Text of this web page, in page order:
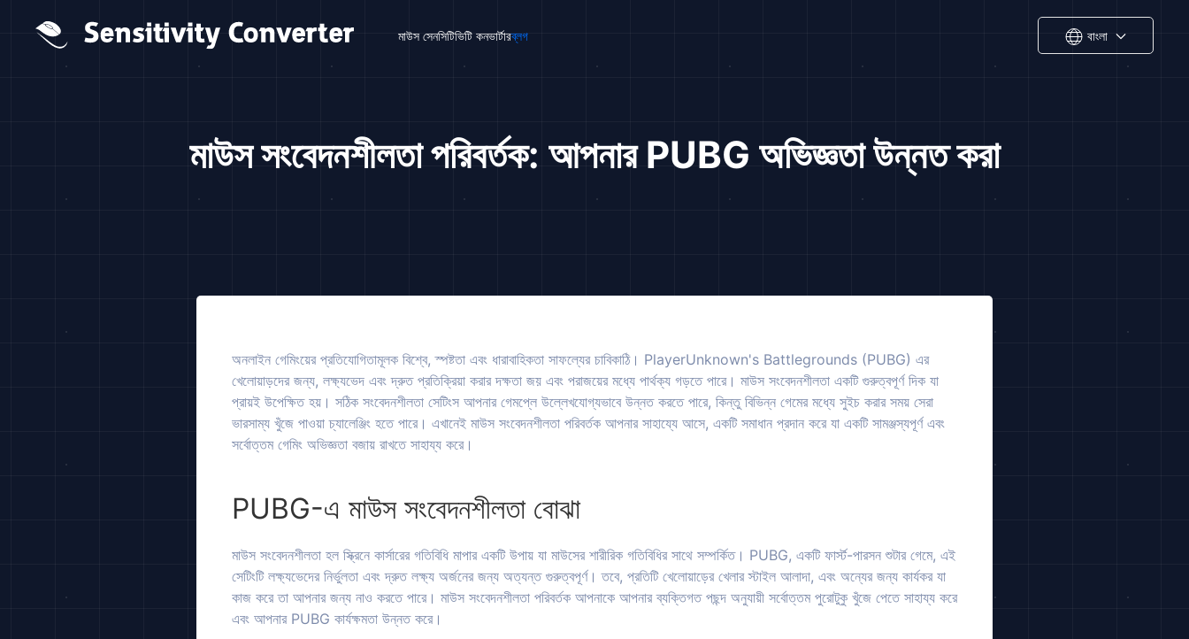
মাউস সেনসিটিভিটি কনভার্টারব্লগ বাংলা
মাউস সংবেদনশীলতা পরিবর্তক: আপনার PUBG অভিজ্ঞতা উন্নত করা
অনলাইন গেমিংয়ের প্রতিযোগিতামূলক বিশ্বে, স্পষ্টতা এবং ধারাবাহিকতা সাফল্যের চাবিকাঠি। PlayerUnknown's Battlegrounds (PUBG) এর
খেলোয়াড়দের জন্য, লক্ষ্যভেদ এবং দ্রুত প্রতিক্রিয়া করার দক্ষতা জয় এবং পরাজয়ের মধ্যে পার্থক্য গড়তে পারে। মাউস সংবেদনশীলতা একটি গুরুত্বপূর্ণ দিক যা
প্রায়ই উপেক্ষিত হয়। সঠিক সংবেদনশীলতা সেটিংস আপনার গেমপ্লে উল্লেখযোগ্যভাবে উন্নত করতে পারে, কিন্তু বিভিন্ন গেমের মধ্যে সুইচ করার সময় সেরা
ভারসাম্য খুঁজে পাওয়া চ্যালেঞ্জিং হতে পারে। এখানেই মাউস সংবেদনশীলতা পরিবর্তক আপনার সাহায্যে আসে, একটি সমাধান প্রদান করে যা একটি সামঞ্জস্যপূর্ণ এবং
সর্বোত্তম গেমিং অভিজ্ঞতা বজায় রাখতে সাহায্য করে।
PUBG-এ মাউস সংবেদনশীলতা বোঝা
মাউস সংবেদনশীলতা হল স্ক্রিনে কার্সারের গতিবিধি মাপার একটি উপায় যা মাউসের শারীরিক গতিবিধির সাথে সম্পর্কিত। PUBG, একটি ফার্স্ট-পারসন শুটার গেমে, এই
সেটিংটি লক্ষ্যভেদের নির্ভুলতা এবং দ্রুত লক্ষ্য অর্জনের জন্য অত্যন্ত গুরুত্বপূর্ণ। তবে, প্রতিটি খেলোয়াড়ের খেলার স্টাইল আলাদা, এবং অন্যের জন্য কার্যকর যা
কাজ করে তা আপনার জন্য নাও করতে পারে। মাউস সংবেদনশীলতা পরিবর্তক আপনাকে আপনার ব্যক্তিগত পছন্দ অনুযায়ী সর্বোত্তম পুরোটুকু খুঁজে পেতে সাহায্য করে
এবং আপনার PUBG কার্যক্ষমতা উন্নত করে।